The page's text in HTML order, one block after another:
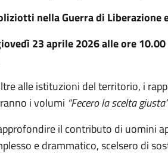
nella Guerra di Liberazione
23 aprile 2026 alle ore 10.00
alle istituzioni del territorio, i
i volumi “Fecero la scelta giusta”
il contributo di uomini
e drammatico, scelsero di